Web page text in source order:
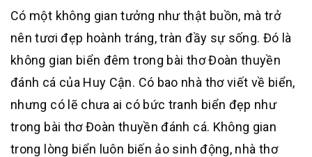
Có một không gian tưởng như thật buồn, mà trở
nên tươi đẹp hoành tráng, tràn đầy sự sống. Đó là
không gian biển đêm trong bài thơ Đoàn thuyền
đánh cá của Huy Cận. Có bao nhà thơ viết về biển,
nhưng có lẽ chưa ai có bức tranh biển đẹp như
trong bài thơ Đoàn thuyền đánh cá. Không gian
trong lòng biển luôn biến ảo sinh động, nhà thơ